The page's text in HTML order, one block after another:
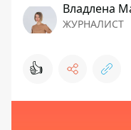
Владлена
ЖУРНАЛИСТ
👍